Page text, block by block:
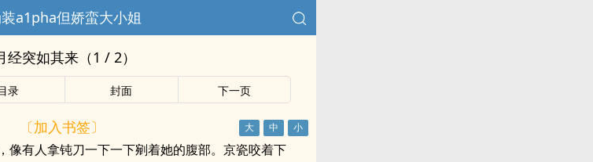
a1pha但娇蛮大小姐
经突如其来（1 / 2）
录 封面 下一页
〔加入书签〕
像有人拿钝刀一下一下剜着她的腹部。京瓷咬着下